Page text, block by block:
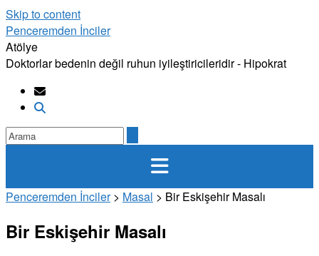
Skip to content
Penceremden İnciler
Atölye
Doktorlar bedenin değil ruhun iyileştiricileridir - Hipokrat
Penceremden İnciler> Masal > Bir Eskişehir Masalı
Bir Eskişehir Masalı